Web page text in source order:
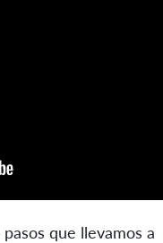
que llevamos a